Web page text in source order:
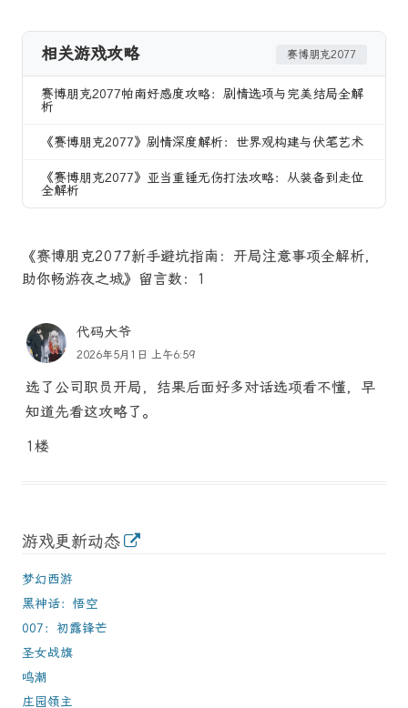
相关游戏攻略 赛博朋克2077
赛博朋克2077帕南好感度攻略：剧情选项与完美结局全解
析
《赛博朋克2077》剧情深度解析：世界观构建与伏笔艺术
《赛博朋克2077》亚当重锤无伤打法攻略：从装备到走位
全解析
《赛博朋克2077新手避坑指南：开局注意事项全解析，
助你畅游夜之城》留言数：1
代码大爷
2026年5月1日 上午6:59
选了公司职员开局，结果后面好多对话选项看不懂，早
知道先看这攻略了。
1楼
游戏更新动态
梦幻西游
黑神话：悟空
007：初露锋芒
圣女战旗
鸣潮
庄园领主